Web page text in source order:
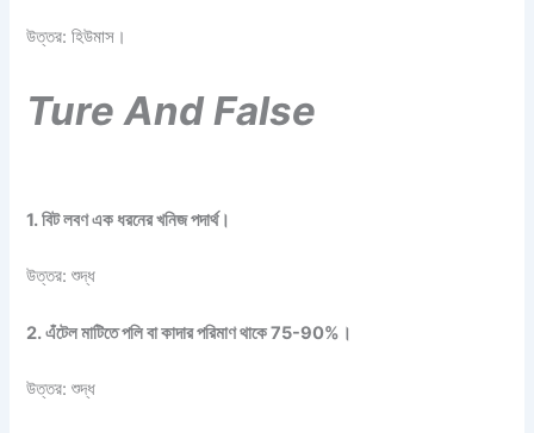
উত্তর: হিউমাস।
Ture And False
1. বিট লবণ এক ধরনের খনিজ পদার্থ।
উত্তর: শুদ্ধ
2. এঁটেল মাটিতে পলি বা কাদার পরিমাণ থাকে 75-90%।
উত্তর: শুদ্ধ